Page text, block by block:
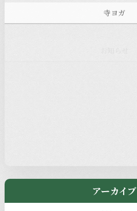
お知らせ
アーカイブ